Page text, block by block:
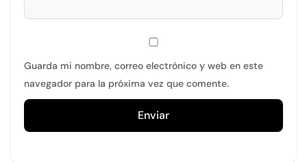
Guarda mi nombre, correo electrónico y web en este
navegador para la próxima vez que comente.